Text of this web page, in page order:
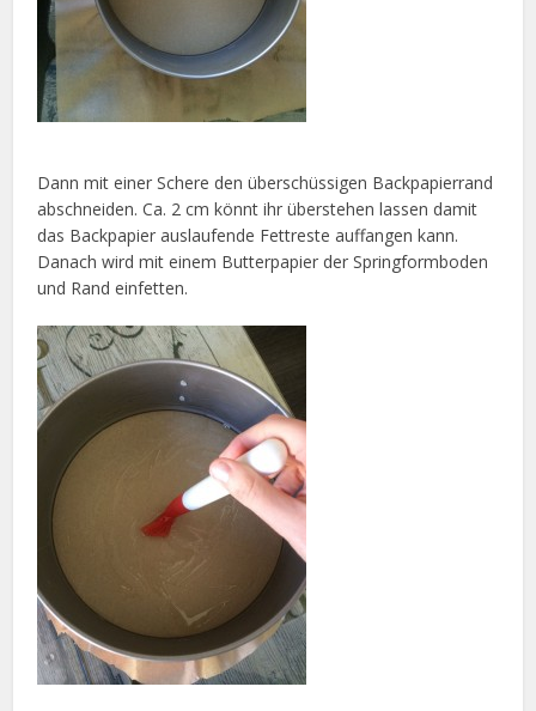
Dann mit einer Schere den überschüssigen Backpapierrand
abschneiden. Ca. 2 cm könnt ihr überstehen lassen damit
das Backpapier auslaufende Fettreste auffangen kann.
Danach wird mit einem Butterpapier der Springformboden
und Rand einfetten.